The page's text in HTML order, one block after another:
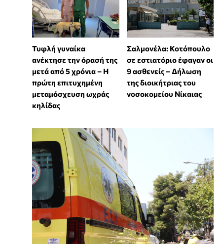
Τυφλή γυναίκα
ανέκτησε την όρασή της
μετά από 5 χρόνια – Η
πρώτη επιτυχημένη
μεταμόσχευση ωχράς
κηλίδας
Σαλμονέλα: Κοτόπουλο
σε εστιατόριο έφαγαν οι
9 ασθενείς – Δήλωση
της διοικήτριας του
νοσοκομείου Νίκαιας